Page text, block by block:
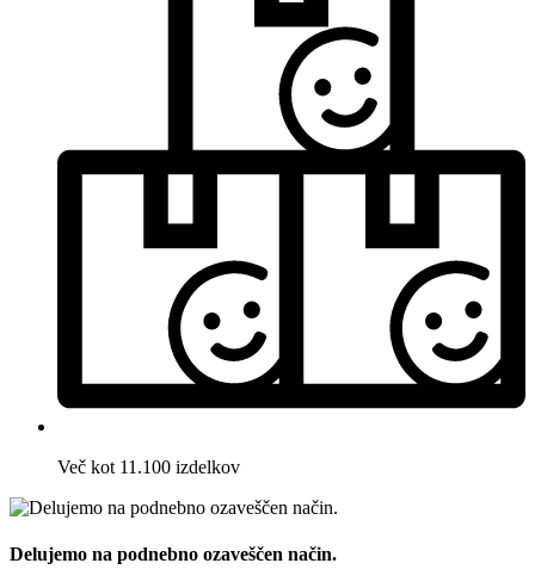
Več kot 11.100 izdelkov
Delujemo na podnebno ozaveščen način.